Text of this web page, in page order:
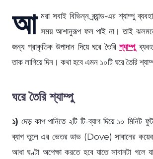
আ মরা সবাই বিভিন্ন ব্র্যান্ড-এর শ্যাম্পু
সময় আশানুরূপ ফল পাই না। তাই
জন্য প্রাকৃতিক উপাদান দিয়ে ঘরে তৈরিশ্যাম্পু
তাক লাগিয়ে দিন। কথা হবে এমন ১০টি ঘরে তৈরি
ঘরে তৈরি শ্যাম্পু
১) দেড় কাপ পানিতে ২টি টি-ব্যাগ দিয়ে ১০ মিনিট
ব্যাগ তুলে এর ভেতর ডাভ (Dove) সাবানের
আধা ঘণ্টা অপেক্ষা করতে হবে যাতে সাবানটা গলে